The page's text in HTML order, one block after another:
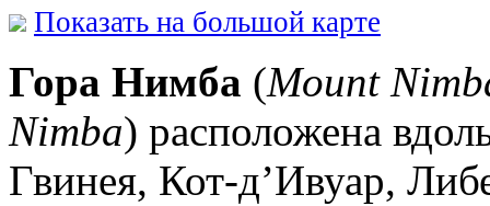
Показать на большой карте
Гора Нимба (Mount
Nimba) расположена
Гвинея, Кот-д’Ивуар,